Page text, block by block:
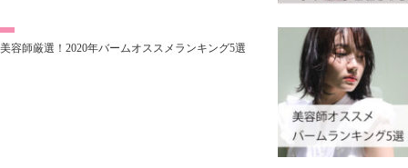
美容師厳選！2020年バームオススメランキング5選